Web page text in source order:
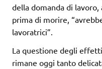
della domanda di
prima di morire,
lavoratrici”.
La questione degli
rimane oggi tanto